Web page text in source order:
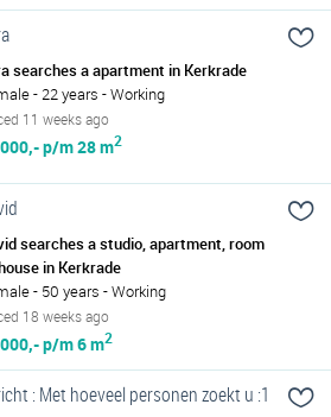
searches a apartment in Kerkrade
- 22 years - Working
11 weeks ago
p/m28 m2
searches a studio, apartment, room
in Kerkrade
- 50 years - Working
18 weeks ago
p/m6 m2
: Met hoeveel personen zoekt u :1